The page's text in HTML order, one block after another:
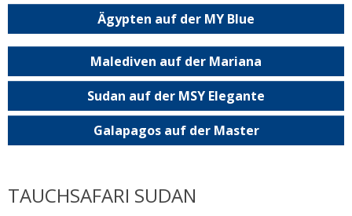
Ägypten auf der MY Blue
Malediven auf der Mariana
Sudan auf der MSY Elegante
Galapagos auf der Master
TAUCHSAFARI SUDAN